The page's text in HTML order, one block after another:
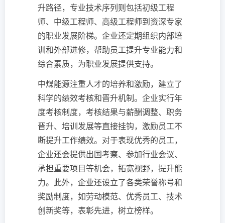
升路径，专业技术序列则包括初级工程
师、中级工程师、高级工程师到资深专家
的职业发展阶梯。企业还定期组织内部培
训和外部进修，帮助员工提升专业能力和
综合素质，为职业发展提供支持。
中煤能源注重人才的培养和激励，建立了
科学的绩效考核和晋升机制。企业实行年
度考核制度，考核结果与薪酬调整、职务
晋升、培训发展等直接挂钩，激励员工不
断提升工作绩效。对于表现优秀的员工，
企业还会提供出国考察、参加行业会议、
承担重要项目等机会，拓宽视野，提升能
力。此外，企业还设立了各类荣誉称号和
奖励制度，如劳动模范、优秀员工、技术
创新奖等，表彰先进，树立榜样。